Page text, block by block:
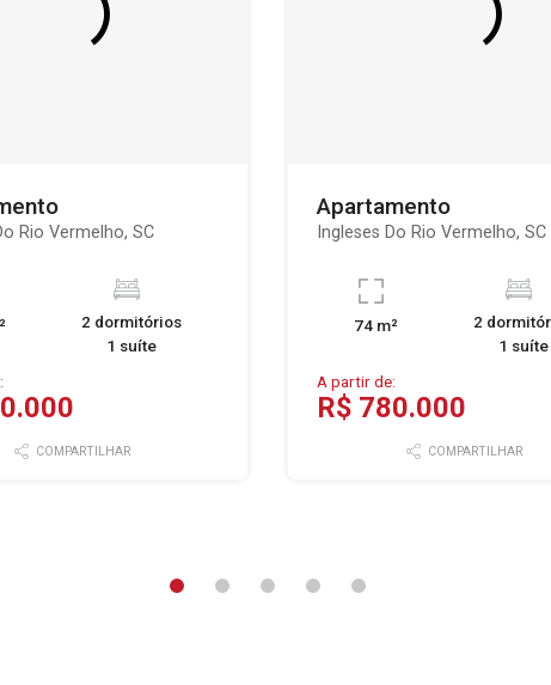
Rio Vermelho, SC
2 dormitórios
1 suíte
COMPARTILHAR
Apartamento
Ingleses Do Rio Vermelho, SC
74 m²
2
1 suíte
A partir de:
R$ 780.000
COMPARTILHAR